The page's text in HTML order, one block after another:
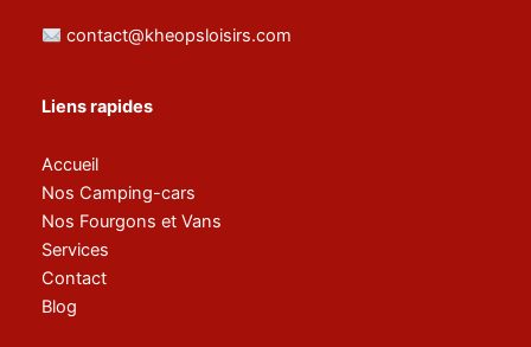
contact@kheopsloisirs.com
Liens rapides
Accueil
Nos Camping-cars
Nos Fourgons et Vans
Services
Contact
Blog